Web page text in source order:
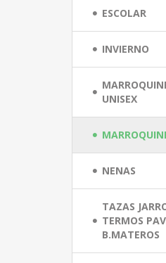
ESCOLAR
INVIERNO
UNISEX
NENAS
TAZAS
TERMOS
B.MATEROS